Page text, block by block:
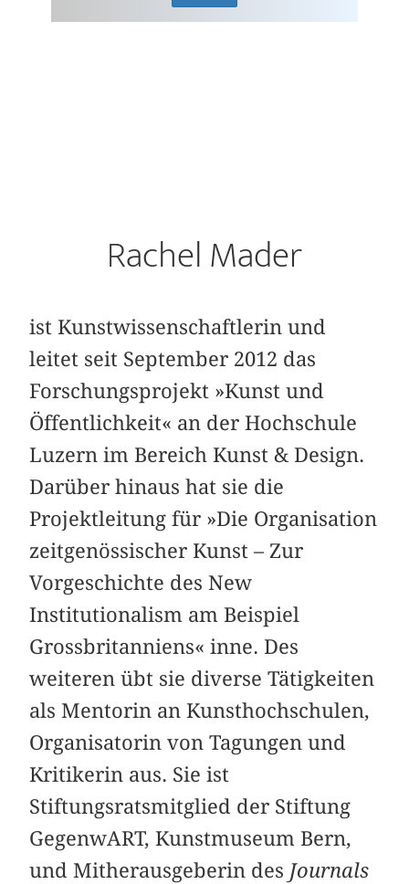
Rachel Mader
ist Kunstwissenschaftlerin und
leitet seit September 2012 das
Forschungsprojekt »Kunst und
Öffentlichkeit« an der Hochschule
Luzern im Bereich Kunst & Design.
Darüber hinaus hat sie die
Projektleitung für »Die Organisation
zeitgenössischer Kunst – Zur
Vorgeschichte des New
Institutionalism am Beispiel
Grossbritanniens« inne. Des
weiteren übt sie diverse Tätigkeiten
als Mentorin an Kunsthochschulen,
Organisatorin von Tagungen und
Kritikerin aus. Sie ist
Stiftungsratsmitglied der Stiftung
GegenwART, Kunstmuseum Bern,
und Mitherausgeberin des Journals